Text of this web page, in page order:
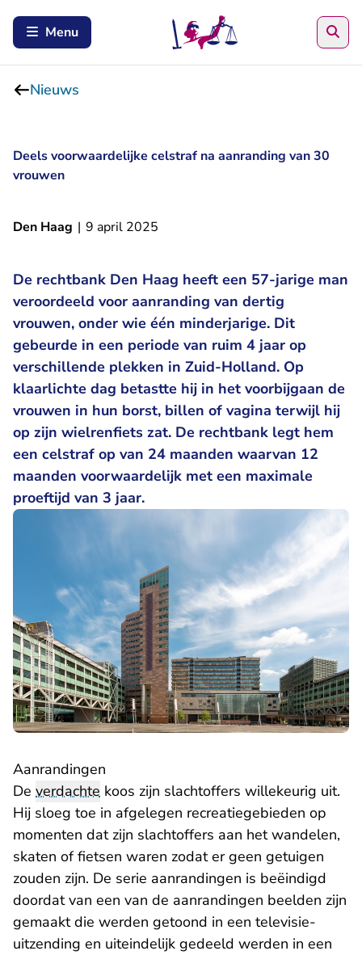
Menu
Nieuws
Deels voorwaardelijke celstraf na aanranding van 30
vrouwen
Den Haag | 9 april 2025
De rechtbank Den Haag heeft een 57-jarige man
veroordeeld voor aanranding van dertig
vrouwen, onder wie één minderjarige. Dit
gebeurde in een periode van ruim 4 jaar op
verschillende plekken in Zuid-Holland. Op
klaarlichte dag betastte hij in het voorbijgaan de
vrouwen in hun borst, billen of vagina terwijl hij
op zijn wielrenfiets zat. De rechtbank legt hem
een celstraf op van 24 maanden waarvan 12
maanden voorwaardelijk met een maximale
proeftijd van 3 jaar.
Aanrandingen
De verdachte koos zijn slachtoffers willekeurig uit.
Hij sloeg toe in afgelegen recreatiegebieden op
momenten dat zijn slachtoffers aan het wandelen,
skaten of fietsen waren zodat er geen getuigen
zouden zijn. De serie aanrandingen is beëindigd
doordat van een van de aanrandingen beelden zijn
gemaakt die werden getoond in een televisie-
uitzending en uiteindelijk gedeeld werden in een